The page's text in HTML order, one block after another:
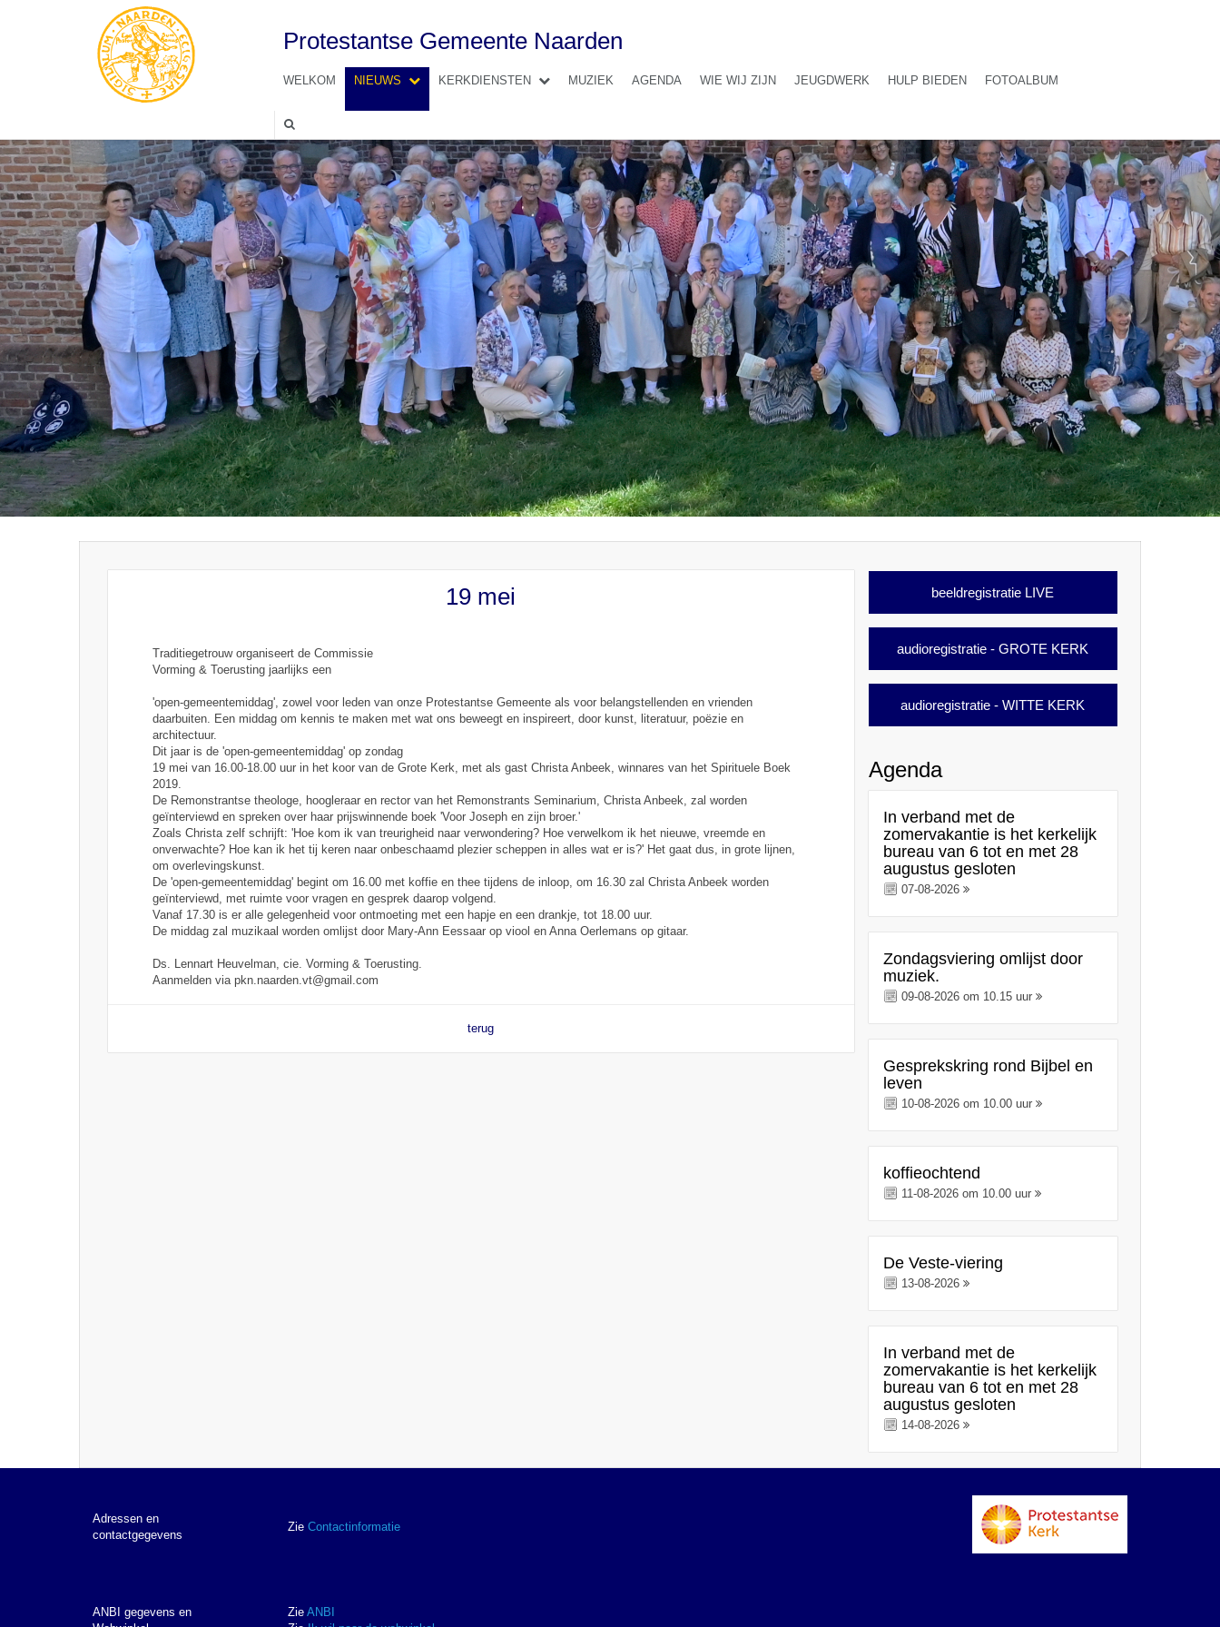
Protestantse Gemeente Naarden
WELKOM NIEUWS KERKDIENSTEN MUZIEK AGENDA WIE WIJ ZIJN JEUGDWERK HULP BIEDEN FOTOALBUM
19 mei
Traditiegetrouw organiseert de Commissie
Vorming & Toerusting jaarlijks een
'open-gemeentemiddag', zowel voor leden van onze Protestantse Gemeente als voor belangstellenden en vrienden
daarbuiten. Een middag om kennis te maken met wat ons beweegt en inspireert, door kunst, literatuur, poëzie en
architectuur.
Dit jaar is de 'open-gemeentemiddag' op zondag
19 mei van 16.00-18.00 uur in het koor van de Grote Kerk, met als gast Christa Anbeek, winnares van het Spirituele Boek
2019.
De Remonstrantse theologe, hoogleraar en rector van het Remonstrants Seminarium, Christa Anbeek, zal worden
geïnterviewd en spreken over haar prijswinnende boek 'Voor Joseph en zijn broer.'
Zoals Christa zelf schrijft: 'Hoe kom ik van treurigheid naar verwondering? Hoe verwelkom ik het nieuwe, vreemde en
onverwachte? Hoe kan ik het tij keren naar onbeschaamd plezier scheppen in alles wat er is?' Het gaat dus, in grote lijnen,
om overlevingskunst.
De 'open-gemeentemiddag' begint om 16.00 met koffie en thee tijdens de inloop, om 16.30 zal Christa Anbeek worden
geïnterviewd, met ruimte voor vragen en gesprek daarop volgend.
Vanaf 17.30 is er alle gelegenheid voor ontmoeting met een hapje en een drankje, tot 18.00 uur.
De middag zal muzikaal worden omlijst door Mary-Ann Eessaar op viool en Anna Oerlemans op gitaar.
Ds. Lennart Heuvelman, cie. Vorming & Toerusting.
Aanmelden via pkn.naarden.vt@gmail.com
terug
beeldregistratie LIVE
audioregistratie - GROTE KERK
audioregistratie - WITTE KERK
Agenda
In verband met de
zomervakantie is het kerkelijk
bureau van 6 tot en met 28
augustus gesloten
07-08-2026
Zondagsviering omlijst door
muziek.
09-08-2026 om 10.15 uur
Gesprekskring rond Bijbel en
leven
10-08-2026 om 10.00 uur
koffieochtend
11-08-2026 om 10.00 uur
De Veste-viering
13-08-2026
In verband met de
zomervakantie is het kerkelijk
bureau van 6 tot en met 28
augustus gesloten
14-08-2026
Adressen en
contactgegevens
Zie Contactinformatie
ANBI gegevens en
Zie ANBI